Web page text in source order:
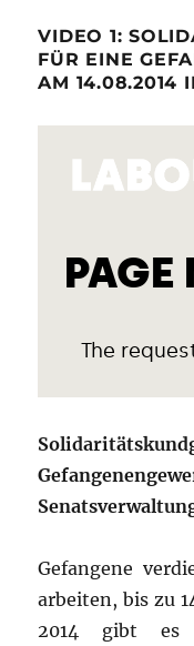
VIDEO 1:
FÜR EINE
AM 14.08.2014
Gefangene
arbeiten, bis zu
2014 gibt